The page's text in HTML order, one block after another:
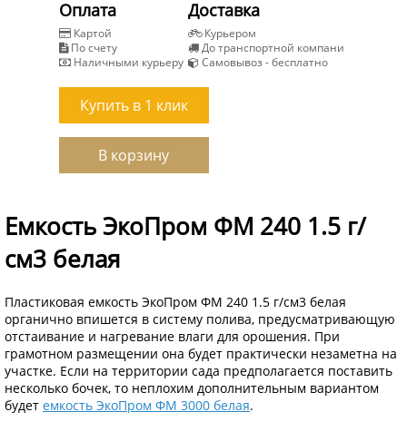
Оплата
Картой
По счету
Наличными курьеру
Доставка
Курьером
До транспортной компани
Самовывоз - бесплатно
Купить в 1 клик
В корзину
Емкость ЭкоПром ФМ 240 1.5 г/
см3 белая
Пластиковая емкость ЭкоПром ФМ 240 1.5 г/см3 белая
органично впишется в систему полива, предусматривающую
отстаивание и нагревание влаги для орошения. При
грамотном размещении она будет практически незаметна на
участке. Если на территории сада предполагается поставить
несколько бочек, то неплохим дополнительным вариантом
будет емкость ЭкоПром ФМ 3000 белая.